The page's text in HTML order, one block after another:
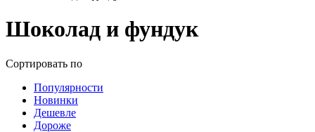
Шоколад и фундук
Сортировать по
Популярности
Новинки
Дешевле
Дороже